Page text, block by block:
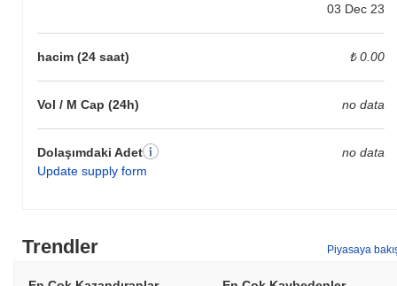
03 Dec 23
hacim (24 saat) ₺ 0.00
Vol / M Cap (24h) no data
Dolaşımdaki Adet
Update supply form
no data
Trendler Piyasaya